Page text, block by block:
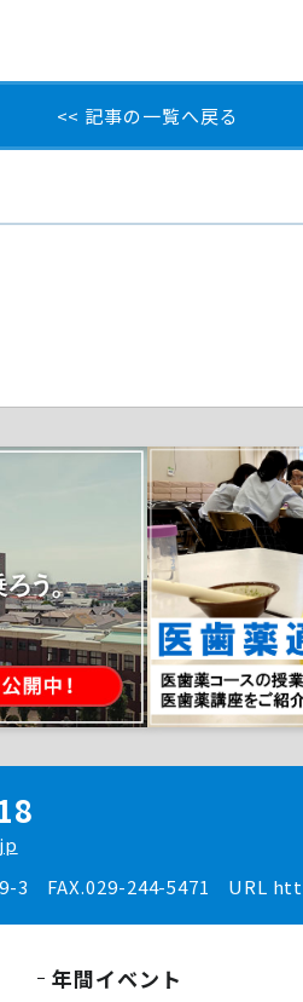
<< 記事の一覧へ戻る
3
FAX.029-244-5471 URL
年間イベント